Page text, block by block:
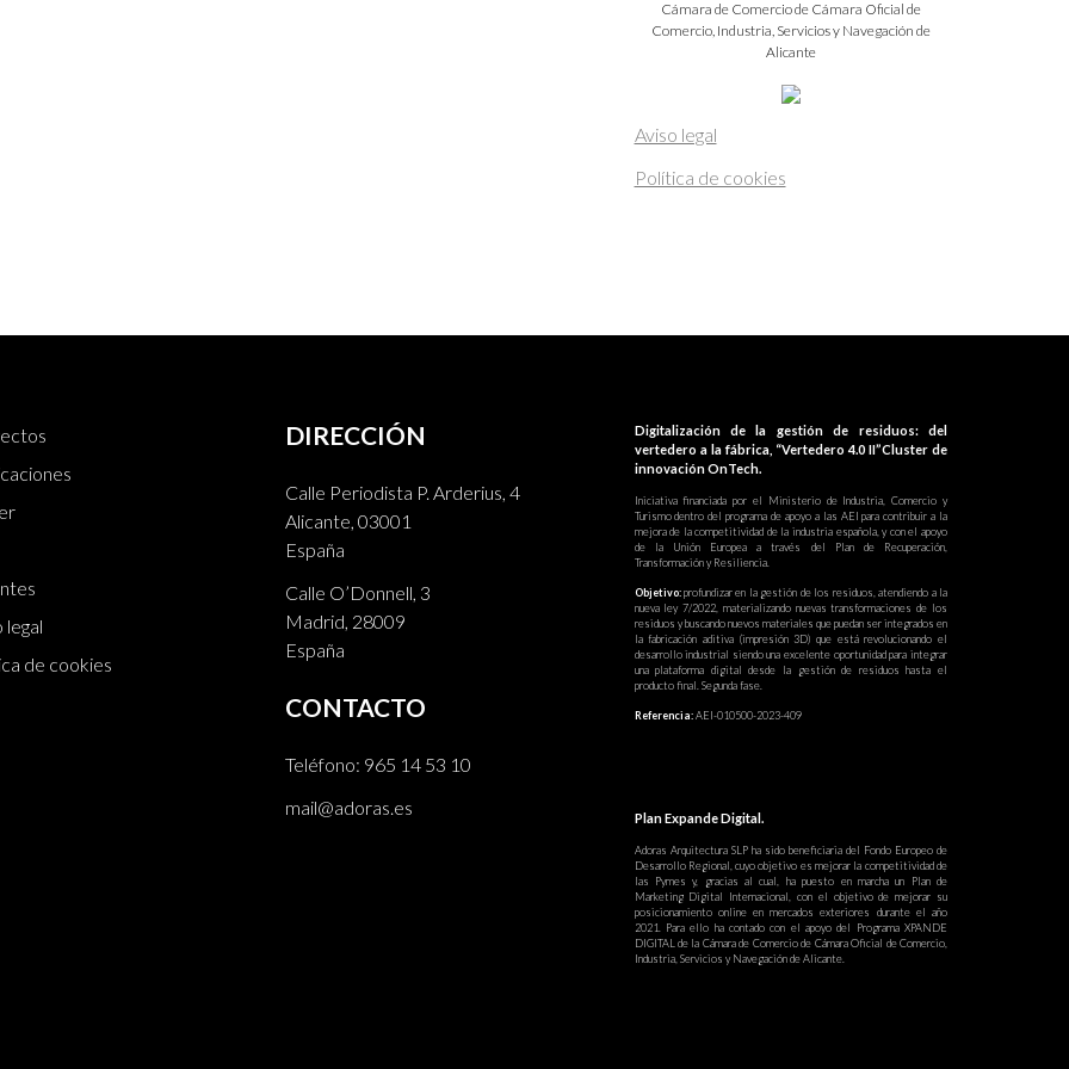
Cámara de Comercio de Cámara Oficial de
Comercio, Industria, Servicios y Navegación de
Alicante
Aviso legal
Política de cookies
legal
de cookies
DIRECCIÓN
Calle Periodista P. Arderius, 4
Alicante, 03001
España
Calle O’Donnell, 3
Madrid, 28009
España
CONTACTO
Teléfono: 965 14 53 10
mail@adoras.es
Digitalización de la gestión de residuos: del
vertedero a la fábrica, “Vertedero 4.0 II”Cluster de
innovación OnTech.
Iniciativa financiada por el Ministerio de Industria, Comercio y
Turismo dentro del programa de apoyo a las AEI para contribuir a la
mejora de la competitividad de la industria española, y con el apoyo
de la Unión Europea a través del Plan de Recuperación,
Transformación y Resiliencia.
Objetivo:profundizar en la gestión de los residuos, atendiendo a la
nueva ley 7/2022, materializando nuevas transformaciones de los
residuos y buscando nuevos materiales que puedan ser integrados en
la fabricación aditiva (impresión 3D) que está revolucionando el
desarrollo industrial siendo una excelente oportunidad para integrar
una plataforma digital desde la gestión de residuos hasta el
producto final. Segunda fase.
Referencia:AEI-010500-2023-409
Plan Expande Digital.
Adoras Arquitectura SLP ha sido beneficiaria del Fondo Europeo de
Desarrollo Regional, cuyo objetivo es mejorar la competitividad de
las Pymes y, gracias al cual, ha puesto en marcha un Plan de
Marketing Digital Internacional, con el objetivo de mejorar su
posicionamiento online en mercados exteriores durante el año
2021. Para ello ha contado con el apoyo del Programa XPANDE
DIGITAL de la Cámara de Comercio de Cámara Oficial de Comercio,
Industria, Servicios y Navegación de Alicante.